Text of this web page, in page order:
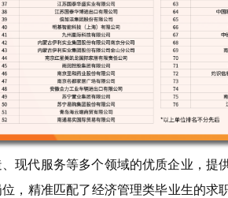
现代服务等多个领域的优质企业，提
，精准匹配了经济管理类毕业生的求